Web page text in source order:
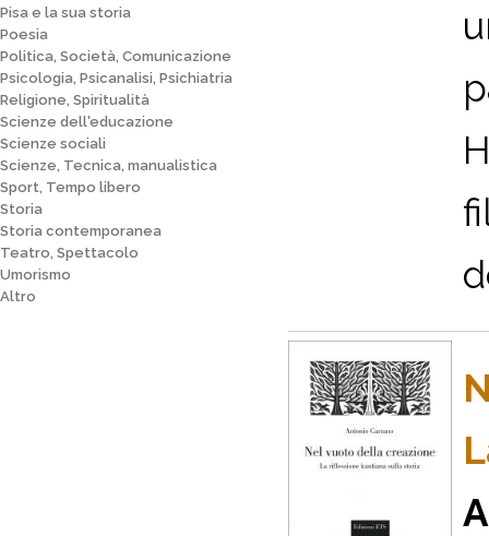
Pisa e la sua storia
Poesia
Politica, Società, Comunicazione
Psicologia, Psicanalisi, Psichiatria
Religione, Spiritualità
Scienze dell'educazione
Scienze sociali
Scienze, Tecnica, manualistica
Sport, Tempo libero
Storia
Storia contemporanea
Teatro, Spettacolo
Umorismo
Altro